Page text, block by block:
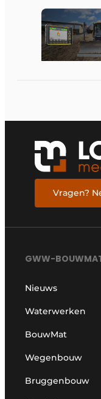
Vragen?
GWW-
Nieuws
Waterwerken
BouwMat
Wegenbouw
Bruggenbouw